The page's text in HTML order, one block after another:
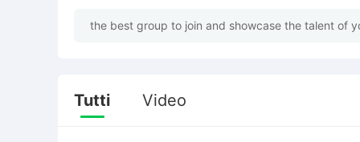
the best group to join and showcase the talent of
Tutti Video